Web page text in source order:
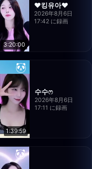
3:20:00
❤️킹유아❤️
2026年8月6日
17:42 に録画
1:39:59
수수ෆ
2026年8月6日
17:11 に録画